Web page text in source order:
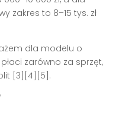
zakres to 8–15 tys. zł
dla modelu o
zarówno za sprzęt,
[3][4][5].